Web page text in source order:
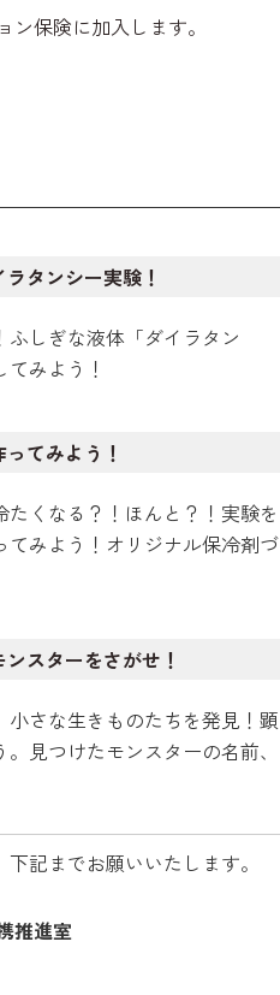
保険に加入します。
タンシー実験！
しぎな液体「ダイラタン
みよう！
てみよう！
くなる？！ほんと？！実験を
みよう！オリジナル保冷剤づ
スターをさがせ！
さな生きものたちを発見！顕
見つけたモンスターの名前、
記までお願いいたします。
推進室